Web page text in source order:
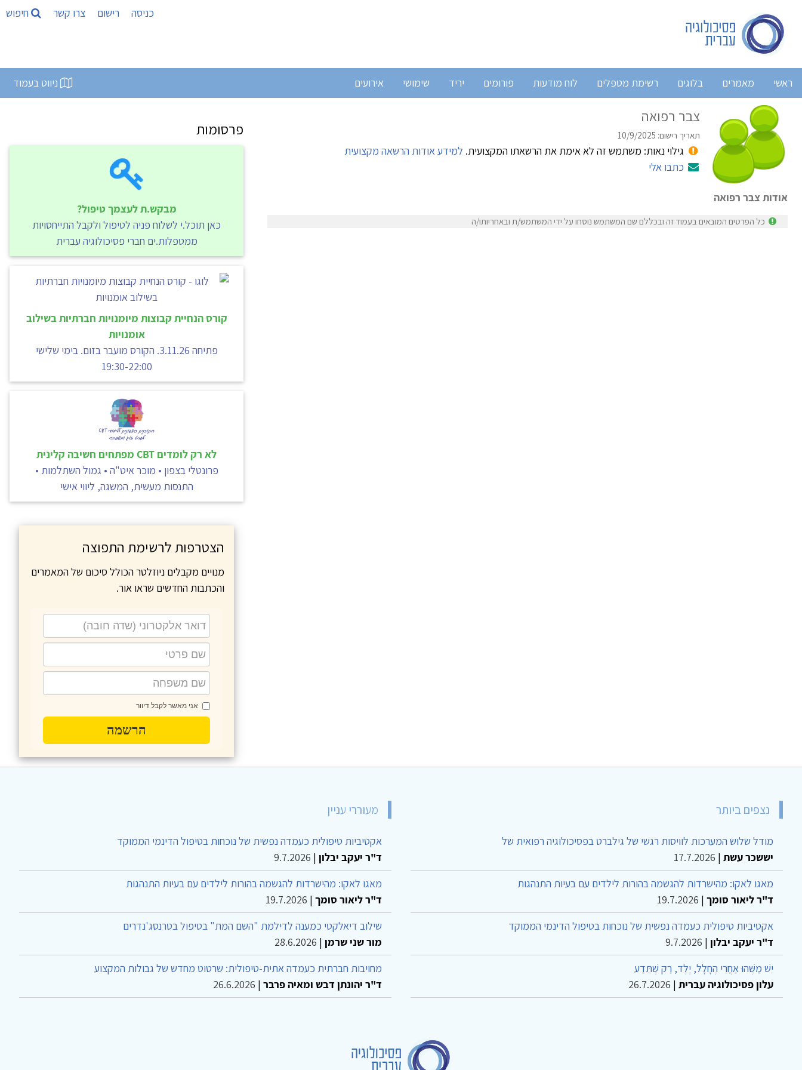
כניסה רישום צרו קשר חיפוש
ראשי מאמרים בלוגים רשימת מטפלים לוח מודעות פורומים יריד שימושי אירועים ניווט בעמוד
צבר רפואה
תאריך רישום: 10/9/2025
גילוי נאות: משתמש זה לא אימת את הרשאתו המקצועית. למידע אודות הרשאה מקצועית
כתבו אלי
אודות צבר רפואה
כל הפרטים המובאים בעמוד זה ובכללם שם המשתמש נוסחו על ידי המשתמש/ת ובאחריותו/ה
פרסומות
מבקש.ת לעצמך טיפול?
כאן תוכל.י לשלוח פניה לטיפול ולקבל התייחסויות
ממטפלות.ים חברי פסיכולוגיה עברית
קורס הנחיית קבוצות מיומנויות חברתיות בשילוב
אומנויות
פתיחה 3.11.26. הקורס מועבר בזום. בימי שלישי
19:30-22:00
לא רק לומדים CBT מפתחים חשיבה קלינית
פרונטלי בצפון • מוכר איט"ה • גמול השתלמות •
התנסות מעשית, המשגה, ליווי אישי
הצטרפות לרשימת התפוצה
מנויים מקבלים ניוזלטר הכולל סיכום של המאמרים
והכתבות החדשים שראו אור.
אני מאשר לקבל דיוור
הרשמה
נצפים ביותר
מודל שלוש המערכות לוויסות רגשי של גילברט בפסיכולוגיה רפואית של
יששכר עשת |
17.7.2026
מאגו לאקו: מהישרדות להגשמה בהורות לילדים עם בעיות התנהגות
ד"ר ליאור סומך |
19.7.2026
אקטיביות טיפולית כעמדה נפשית של נוכחות בטיפול הדינמי הממוקד
ד"ר יעקב יבלון |
9.7.2026
יֵשׁ מַשֶּׁהוּ אַחֲרֵי הֶחָלָל, יֶלֶד, רַק שֶׁתֵּדַע
עלון פסיכולוגיה עברית |
26.7.2026
מעוררי עניין
אקטיביות טיפולית כעמדה נפשית של נוכחות בטיפול הדינמי הממוקד
ד"ר יעקב יבלון |
9.7.2026
מאגו לאקו: מהישרדות להגשמה בהורות לילדים עם בעיות התנהגות
ד"ר ליאור סומך |
19.7.2026
שילוב דיאלקטי כמענה לדילמת "השם המת" בטיפול בטרנסג'נדרים
מור שני שרמן |
28.6.2026
מחויבות חברתית כעמדה אתית-טיפולית: שרטוט מחדש של גבולות המקצוע
ד"ר יהונתן דבש ומאיה פרבר |
26.6.2026